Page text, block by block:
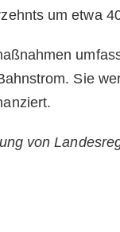
um etwa
Sie
von